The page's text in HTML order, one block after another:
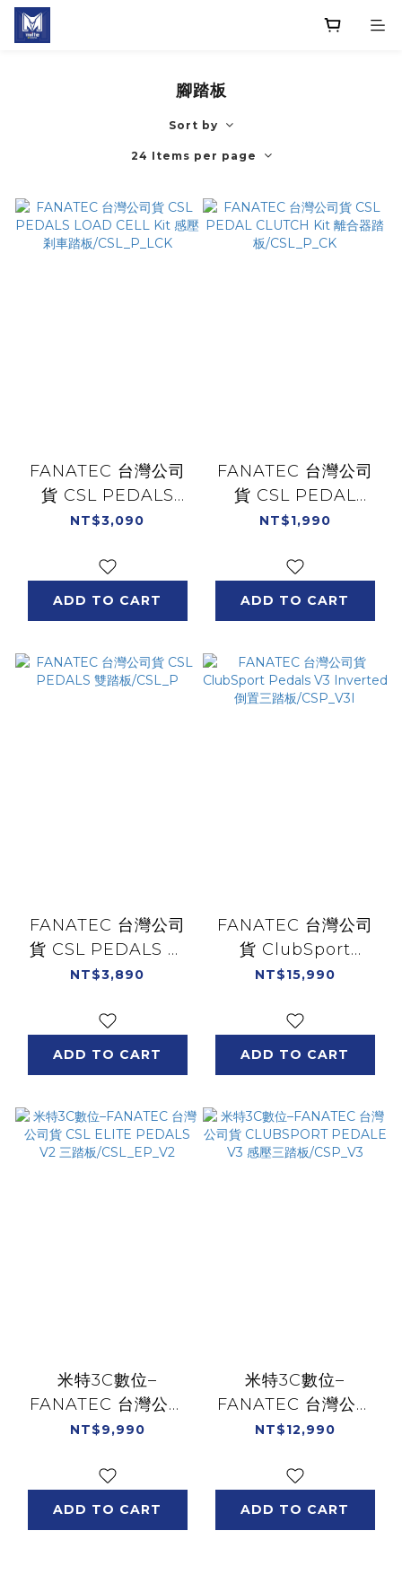
腳踏板
Sort by
24 Items per page
FANATEC 台灣公司
貨 CSL PEDALS
LOAD CELL Kit 感壓
板/CSL_P_LCK
NT$3,090
ADD TO CART
FANATEC 台灣公司
貨 CSL PEDAL
CLUTCH Kit 離合器
NT$1,990
ADD TO CART
FANATEC 台灣公司
貨 CSL PEDALS 雙
踏板/CSL_P
NT$3,890
ADD TO CART
FANATEC 台灣公司
貨 ClubSport
Pedals V3 Inverted
NT$15,990
ADD TO CART
米特3C數位–
FANATEC 台灣公司
貨 CSL ELITE
板/CSL_EP_V2
NT$9,990
ADD TO CART
米特3C數位–
FANATEC 台灣公司
貨 CLUBSPORT
踏板/CSP_V3
NT$12,990
ADD TO CART